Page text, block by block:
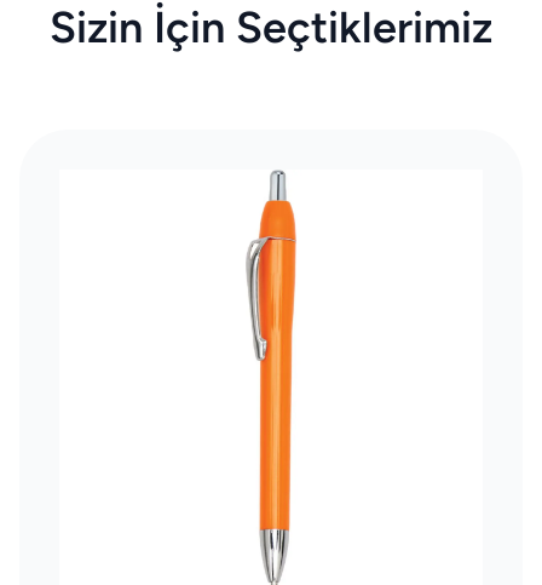
Sizin İçin Seçtiklerimiz